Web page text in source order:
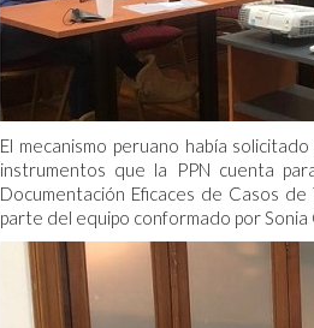
El mecanismo peruano había
instrumentos que la PPN cuenta
Documentación Eficaces de Casos
parte del equipo conformado por Sonia